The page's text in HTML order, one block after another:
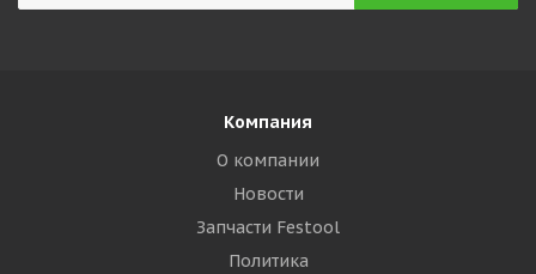
Компания
О компании
Новости
Запчасти Festool
Политика